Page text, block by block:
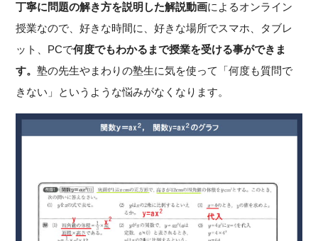
丁寧に問題の解き方を説明した解説動画によるオンライン
授業なので、好きな時間に、好きな場所でスマホ、タブレ
ット、PCで何度でもわかるまで授業を受ける事ができま
す。塾の先生やまわりの塾生に気を使って「何度も質問で
きない」というような悩みがなくなります。